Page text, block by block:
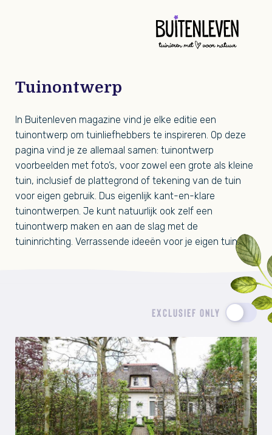
Tuinontwerp
In Buitenleven magazine vind je elke editie een
tuinontwerp om tuinliefhebbers te inspireren. Op deze
pagina vind je ze allemaal samen: tuinontwerp
voorbeelden met foto’s, voor zowel een grote als kleine
tuin, inclusief de plattegrond of tekening van de tuin
voor eigen gebruik. Dus eigenlijk kant-en-klare
tuinontwerpen. Je kunt natuurlijk ook zelf een
tuinontwerp maken en aan de slag met de
tuininrichting. Verrassende ideeën voor je eigen tuin.
EXCLUSIEF ONLY